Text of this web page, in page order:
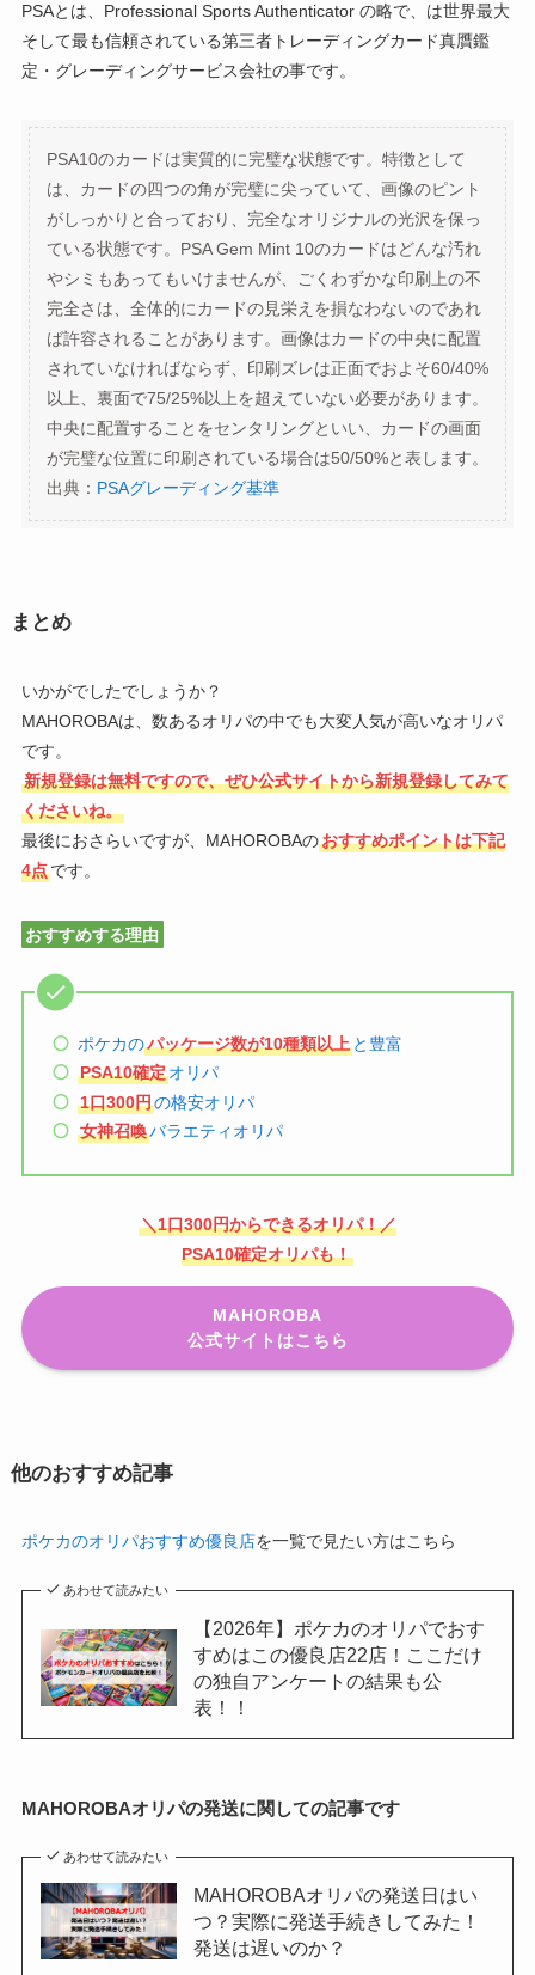
PSAとは、Professional Sports Authenticator の略で、は世界最大
そして最も信頼されている第三者トレーディングカード真贋鑑
定・グレーディングサービス会社の事です。
PSA10のカードは実質的に完璧な状態です。特徴として
は、カードの四つの角が完璧に尖っていて、画像のピント
がしっかりと合っており、完全なオリジナルの光沢を保っ
ている状態です。PSA Gem Mint 10のカードはどんな汚れ
やシミもあってもいけませんが、ごくわずかな印刷上の不
完全さは、全体的にカードの見栄えを損なわないのであれ
ば許容されることがあります。画像はカードの中央に配置
されていなければならず、印刷ズレは正面でおよそ60/40%
以上、裏面で75/25%以上を超えていない必要があります。
中央に配置することをセンタリングといい、カードの画面
が完璧な位置に印刷されている場合は50/50%と表します。
出典： PSAグレーディング基準
まとめ
いかがでしたでしょうか？
MAHOROBAは、数あるオリパの中でも大変人気が高いなオリパ
です。
新規登録は無料ですので、ぜひ公式サイトから新規登録してみて
くださいね。
最後におさらいですが、MAHOROBAのおすすめポイントは下記
4点です。
おすすめする理由
ポケカのパッケージ数が10種類以上 と豊富
PSA10確定オリパ
1口300円の格安オリパ
女神召喚バラエティオリパ
＼1口300円からできるオリパ！／
PSA10確定オリパも！
MAHOROBA
公式サイトはこちら
他のおすすめ記事
ポケカのオリパおすすめ優良店を一覧で見たい方はこちら
あわせて読みたい
【2026年】ポケカのオリパでおす
すめはこの優良店22店！ここだけ
の独自アンケートの結果も公
表！！
MAHOROBAオリパの発送に関しての記事です
あわせて読みたい
MAHOROBAオリパの発送日はい
つ？実際に発送手続きしてみた！
発送は遅いのか？